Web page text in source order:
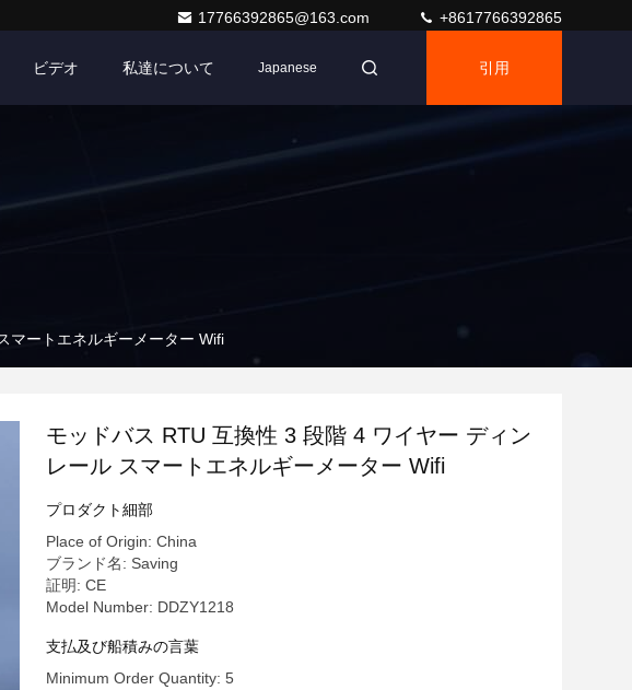
17766392865@163.com +8617766392865
ビデオ 私達について Japanese 引用
マートエネルギーメーター Wifi
モッドバス RTU 互換性 3 段階 4 ワイヤー ディン
レール スマートエネルギーメーター Wifi
プロダクト細部
Place of Origin: China
ブランド名: Saving
証明: CE
Model Number: DDZY1218
支払及び船積みの言葉
Minimum Order Quantity: 5